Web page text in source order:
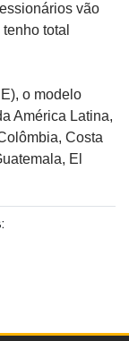
vão
total
o modelo
América Latina,
Costa
El